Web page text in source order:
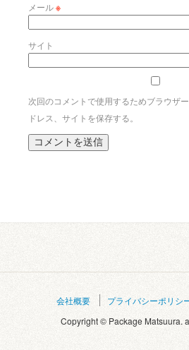
メール※
サイト
次回のコメントで使用するためブラウザ
ドレス、サイトを保存する。
会社概要 プライバシーポリシ
Copyright © Package Matsuura.